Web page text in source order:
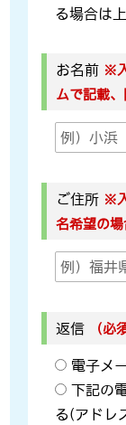
る場合は
お名前 ※
ムで記載、
ご住所 ※
名希望の場
返信 （必
電子メ
下記の
る(アドレ